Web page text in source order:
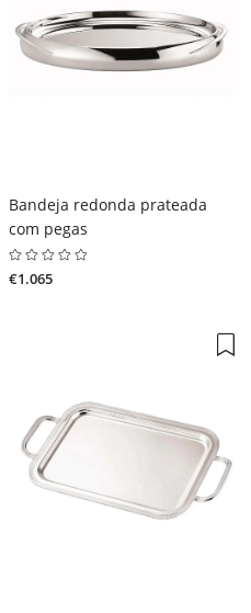
Bandeja redonda prateada
com pegas
€1.065